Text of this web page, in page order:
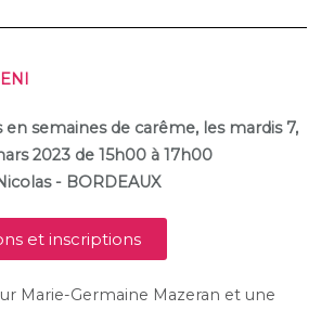
semaines de carême, les mardis 7,
2023 de 15h00 à 17h00
- BORDEAUX
et inscriptions
Marie-Germaine Mazeran et une